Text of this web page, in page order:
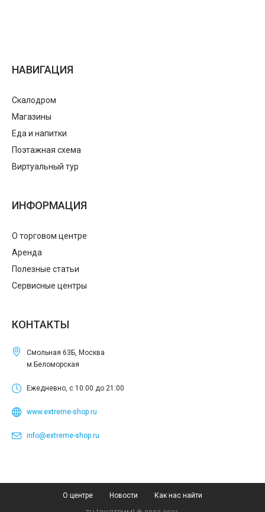
НАВИГАЦИЯ
Скалодром
Магазины
Еда и напитки
Поэтажная схема
Виртуальный тур
ИНФОРМАЦИЯ
О торговом центре
Аренда
Полезные статьи
Сервисные центры
КОНТАКТЫ
Смольная 63Б, Москва
м.Беломорская
Ежедневно, с 10:00 до 21:00
www.extreme-shop.ru
info@extreme-shop.ru
О центре Новости Как нас найти